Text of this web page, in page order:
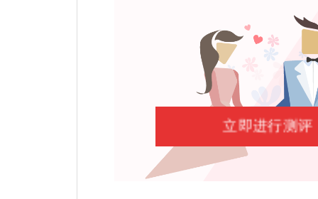
立即进行测评